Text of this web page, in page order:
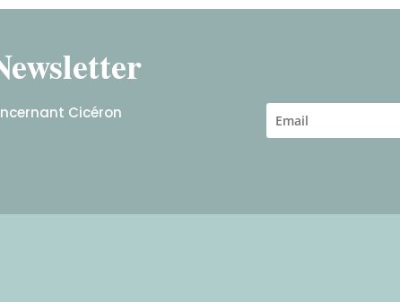
Cicéron